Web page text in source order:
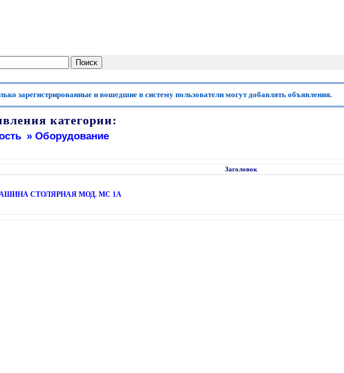
зарегистрированные и вошедшие в систему пользователи могут добавлять объявления.
категории:
» Оборудование
Заголовок
СТОЛЯРНАЯ МОД. МС 1А